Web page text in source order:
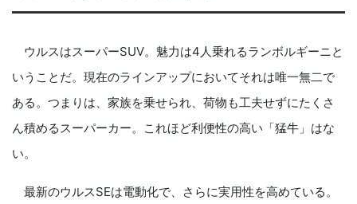
ウルスはスーパーSUV。魅力は4人乗れるランボルギーニと
いうことだ。現在のラインアップにおいてそれは唯一無二で
ある。つまりは、家族を乗せられ、荷物も工夫せずにたくさ
ん積めるスーパーカー。これほど利便性の高い「猛牛」はな
い。
最新のウルスSEは電動化で、さらに実用性を高めている。